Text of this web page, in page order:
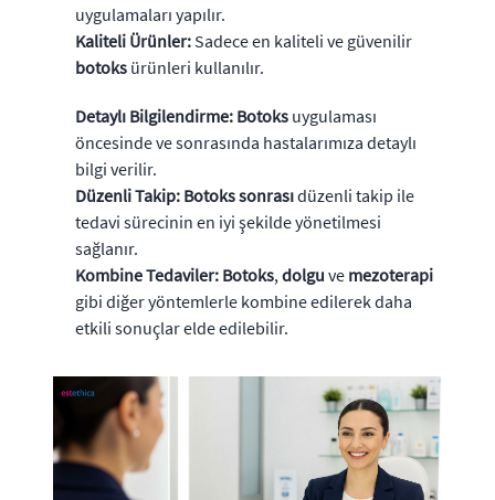
uygulamaları yapılır.
Kaliteli Ürünler: Sadece en kaliteli ve güvenilir
botoks ürünleri kullanılır.
Detaylı Bilgilendirme: Botoks uygulaması
öncesinde ve sonrasında hastalarımıza detaylı
bilgi verilir.
Düzenli Takip: Botoks sonrasıdüzenli takip ile
tedavi sürecinin en iyi şekilde yönetilmesi
sağlanır.
Kombine Tedaviler: Botoks, dolgu ve mezoterapi
gibi diğer yöntemlerle kombine edilerek daha
etkili sonuçlar elde edilebilir.